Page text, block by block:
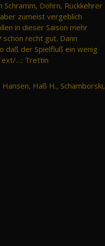
Dohrn, Rückkehrer
zumeist vergeblich
in dieser Saison mehr
recht gut. Dann
daß der Spielfluß ein wenig
…: Trettin
Haß H., Schamborski,